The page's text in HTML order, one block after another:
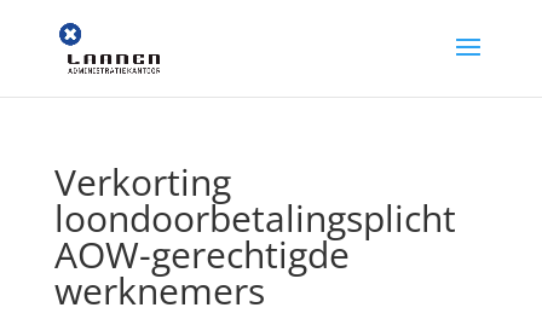
Verkorting
loondoorbetalingsplicht
AOW-gerechtigde
werknemers